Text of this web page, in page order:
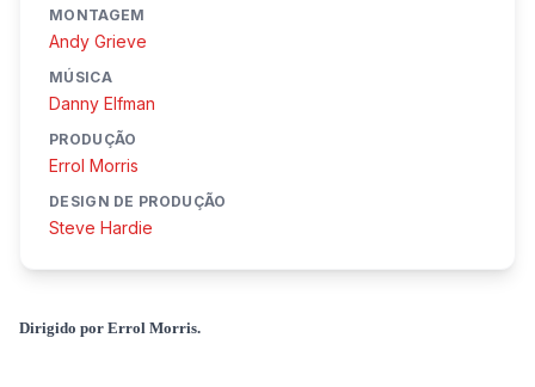
MONTAGEM
Andy Grieve
MÚSICA
Danny Elfman
PRODUÇÃO
Errol Morris
DESIGN DE PRODUÇÃO
Steve Hardie
Dirigido por Errol Morris.